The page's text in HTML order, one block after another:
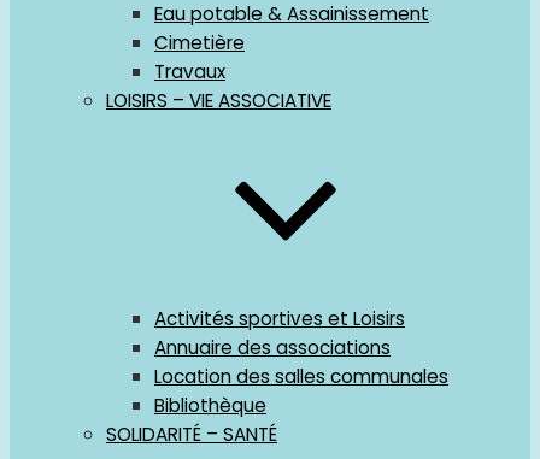
Eau potable & Assainissement
Cimetière
Travaux
LOISIRS – VIE ASSOCIATIVE
Activités sportives et Loisirs
Annuaire des associations
Location des salles communales
Bibliothèque
SOLIDARITÉ – SANTÉ